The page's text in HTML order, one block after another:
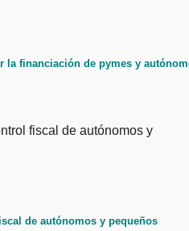
la financiación de pymes y
de autónomos y pequeños